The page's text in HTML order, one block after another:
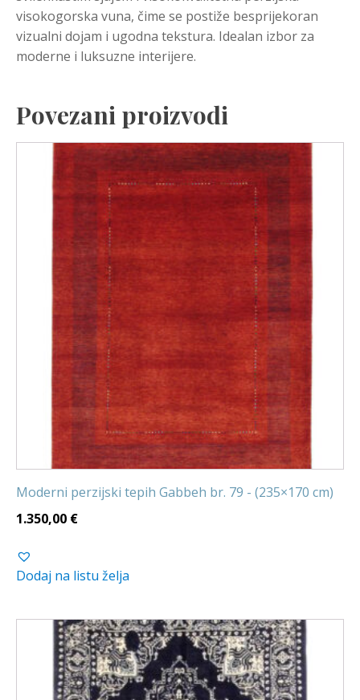
visokogorska vuna, čime se postiže besprijekoran
vizualni dojam i ugodna tekstura. Idealan izbor za
moderne i luksuzne interijere.
Povezani proizvodi
Moderni perzijski tepih Gabbeh br. 79 - (235×170 cm)
1.350,00 €
Dodaj na listu želja